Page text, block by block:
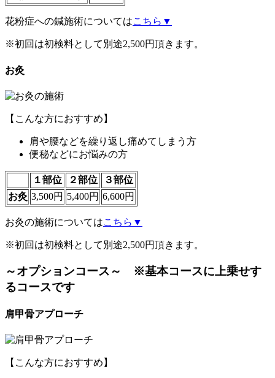
花粉症への鍼施術についてはこちら▼
※初回は初検料として別途2,500円頂きます。
お灸
【こんな方におすすめ】
肩や腰などを繰り返し痛めてしまう方
便秘などにお悩みの方
１部位 ２部位
３部位
お灸 3,500円 5,400円 6,600円
お灸の施術についてはこちら▼
※初回は初検料として別途2,500円頂きます。
～オプションコース～ ※基本コースに上乗せす
るコースです
肩甲骨アプローチ
【こんな方におすすめ】